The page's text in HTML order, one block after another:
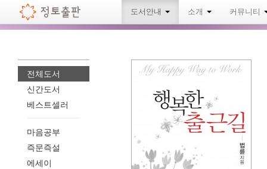
도서안내 소개 커뮤니티
전체도서
신간도서
베스트셀러
마음공부
즉문즉설
에세이